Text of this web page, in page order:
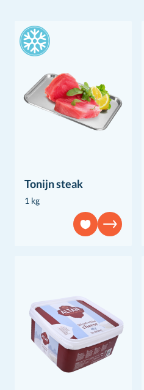
Tonijn steak
1 kg